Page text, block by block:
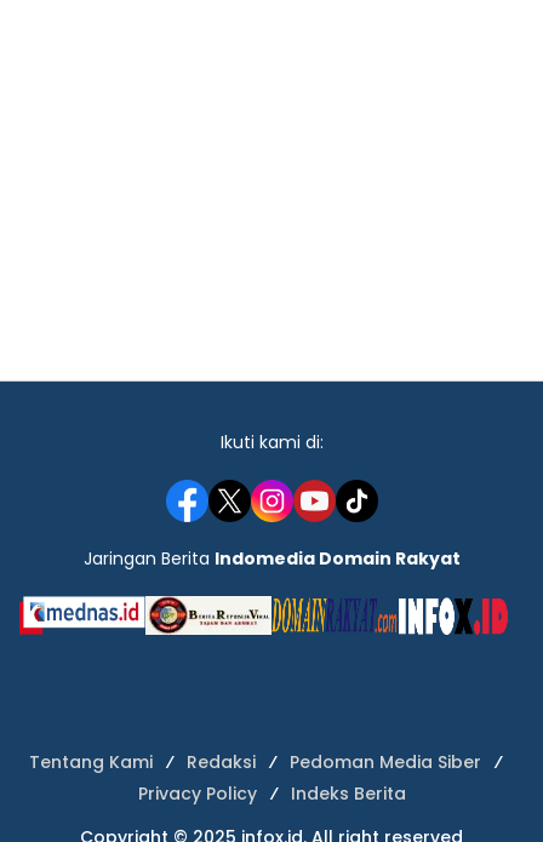
Ikuti kami di:
Jaringan Berita Indomedia Domain Rakyat
Tentang Kami Redaksi
Pedoman Media Siber
Privacy Policy
Indeks Berita